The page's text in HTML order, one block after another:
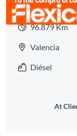
96.879 Km
Valencia
Diésel
At